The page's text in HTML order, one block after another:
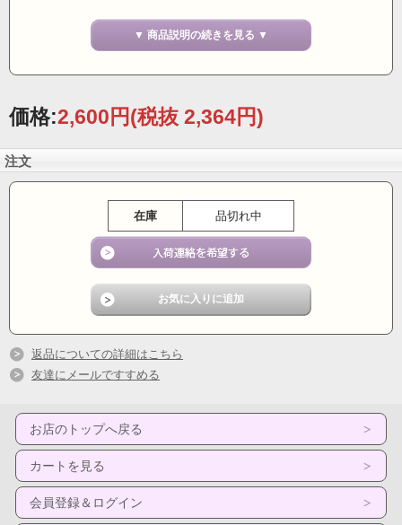
結成します。アメリカ盤。
▼ 商品説明の続きを見る ▼
価格:2,600円(税抜 2,364円)
注文
在庫 品切れ中
返品についての詳細はこちら
友達にメールですすめる
お店のトップへ戻る
カートを見る
会員登録＆ログイン